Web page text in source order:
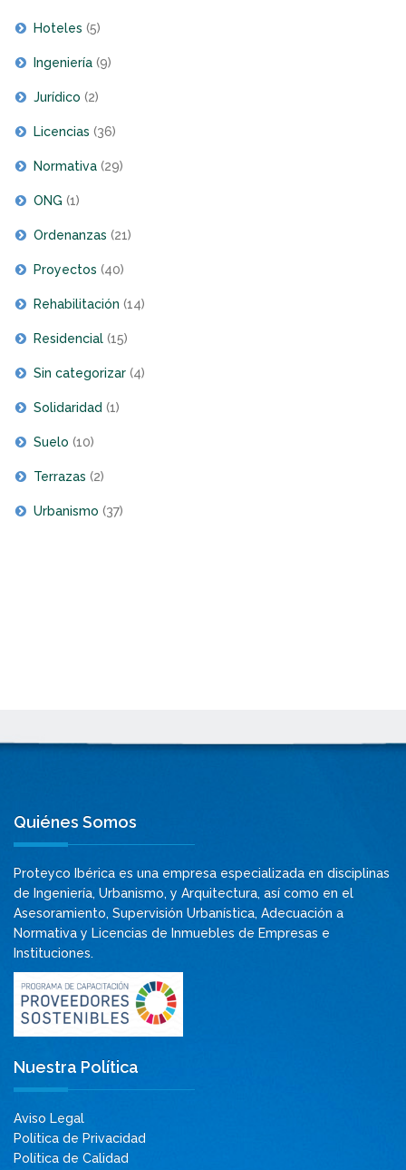
Hoteles (5)
Ingeniería (9)
Jurídico (2)
Licencias (36)
Normativa (29)
ONG (1)
Ordenanzas (21)
Proyectos (40)
Rehabilitación (14)
Residencial (15)
Sin categorizar (4)
Solidaridad (1)
Suelo (10)
Terrazas (2)
Urbanismo (37)
Quiénes Somos
Proteyco Ibérica es una empresa especializada en disciplinas
de Ingeniería, Urbanismo, y Arquitectura, así como en el
Asesoramiento, Supervisión Urbanística, Adecuación a
Normativa y Licencias de Inmuebles de Empresas e
Instituciones.
Nuestra Política
Aviso Legal
Política de Privacidad
Política de Calidad